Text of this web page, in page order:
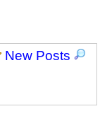
New Posts